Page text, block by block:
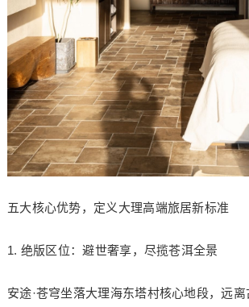
五大核心优势，定义大理高端旅居新标准
1. 绝版区位：避世奢享，尽揽苍洱全景
安途·苍穹坐落大理海东塔村核心地段，远